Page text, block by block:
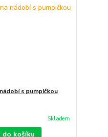
s pumpičkou
Skladem
do košíku